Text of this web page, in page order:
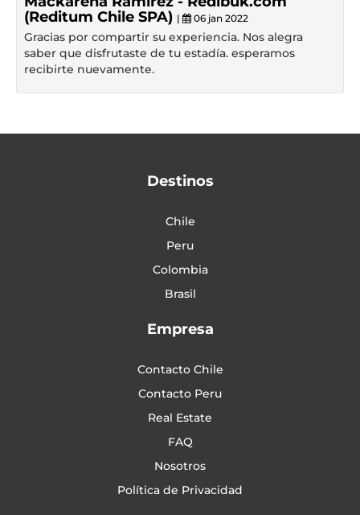
(Reditum Chile SPA) | 06 jan 2022
Gracias por compartir su experiencia. Nos alegra
saber que disfrutaste de tu estadía. esperamos
recibirte nuevamente.
Destinos
Chile
Peru
Colombia
Brasil
Empresa
Contacto Chile
Contacto Peru
Real Estate
FAQ
Nosotros
Política de Privacidad